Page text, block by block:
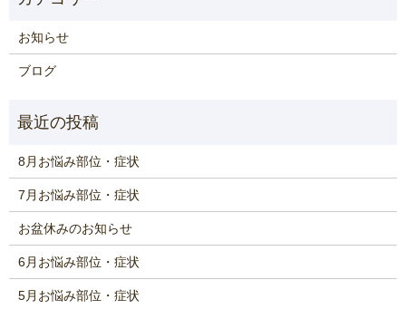
お知らせ
ブログ
8月お悩み部位・症状
7月お悩み部位・症状
お盆休みのお知らせ
6月お悩み部位・症状
5月お悩み部位・症状